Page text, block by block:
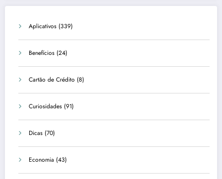
Aplicativos (339)
Benefícios (24)
Cartão de Crédito (8)
Curiosidades (91)
Dicas (70)
Economia (43)